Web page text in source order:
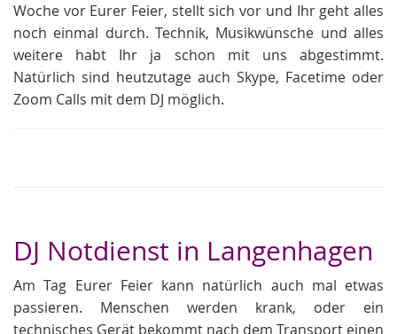
Woche vor Eurer Feier, stellt sich vor und Ihr geht alles
noch einmal durch. Technik, Musikwünsche und alles
weitere habt Ihr ja schon mit uns abgestimmt.
Natürlich sind heutzutage auch Skype, Facetime oder
Zoom Calls mit dem DJ möglich.
DJ Notdienst in Langenhagen
Am Tag Eurer Feier kann natürlich auch mal etwas
passieren. Menschen werden krank, oder ein
technisches Gerät bekommt nach dem Transport einen